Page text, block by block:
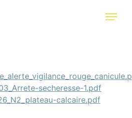
secheresse-1.pdf
calcaire.pdf